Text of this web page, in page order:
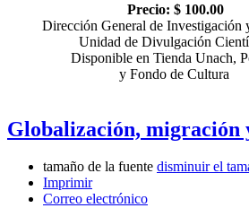
Precio: $ 100.00
Dirección General de Investigación
Unidad de Divulgación
Disponible en Tienda Unach,
y Fondo de Cultura
Globalización, migración
tamaño de la fuente disminuir el
Imprimir
Correo electrónico